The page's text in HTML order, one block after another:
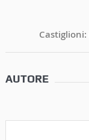
AUTORE